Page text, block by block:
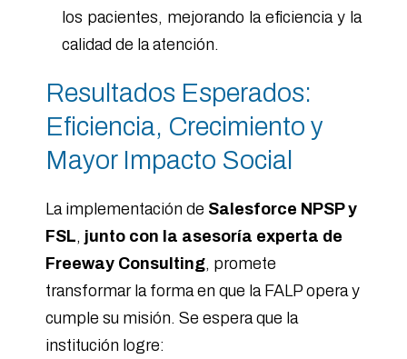
los pacientes, mejorando la eficiencia y la
calidad de la atención.
Resultados Esperados:
Eficiencia, Crecimiento y
Mayor Impacto Social
La implementación de Salesforce NPSP y
FSL, junto con la asesoría experta de
Freeway Consulting, promete
transformar la forma en que la FALP opera y
cumple su misión. Se espera que la
institución logre: